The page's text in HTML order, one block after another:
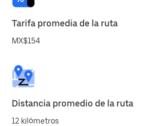
Tarifa promedia de la ruta
MX$154
Distancia promedio de la ruta
12 kilómetros